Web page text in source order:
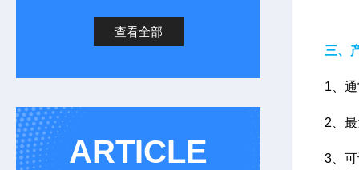
查看全部
ARTICLE
三、
1、
2、
3、